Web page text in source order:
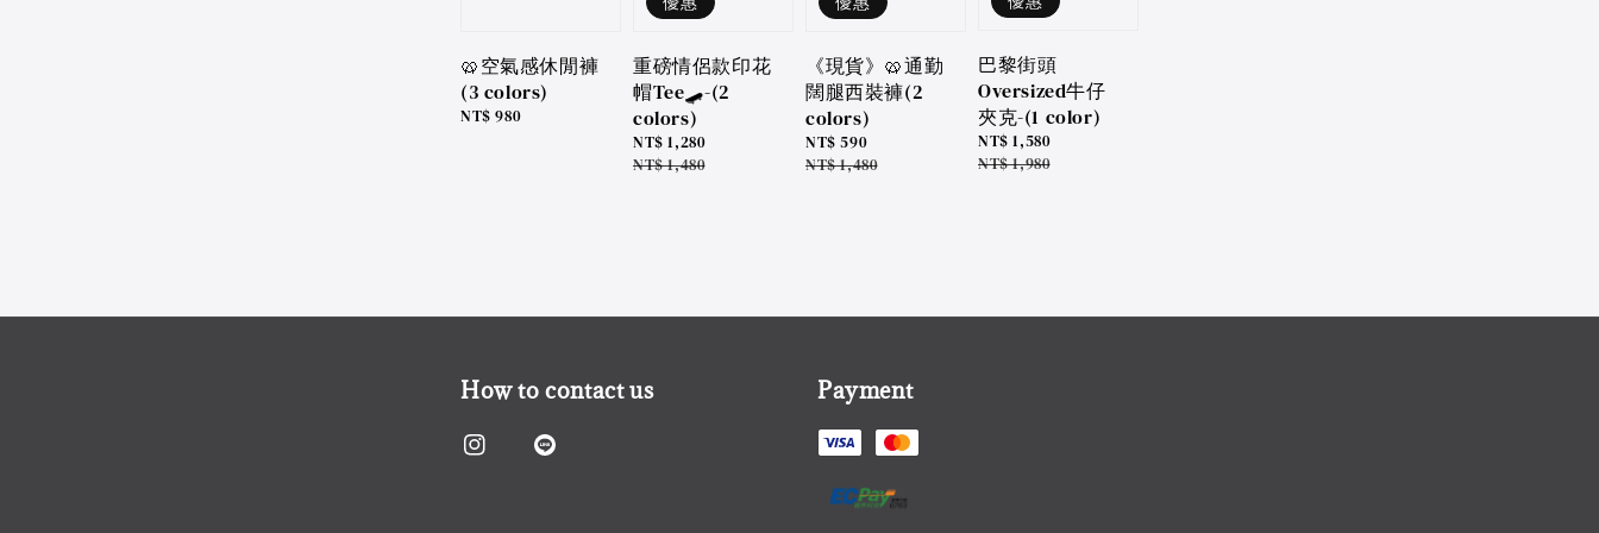
🥨空氣感休閒褲
(3 colors)
Regular
NT$ 980
重磅情侶款印花
帽Tee🛹-(2
colors)
Sale
price
NT$ 1,280
Regular
NT$ 1,480
《現貨》🥨通勤
闊腿西裝褲(2
colors)
Sale
price
NT$ 590
Regular
NT$ 1,480
巴黎街頭
Oversized牛仔
夾克-(1 color)
Sale
price
NT$ 1,580
Regular
NT$ 1,980
How to contact us Payment